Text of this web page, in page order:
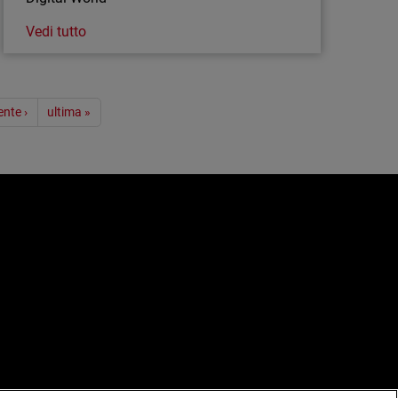
Vedi tutto
› ultima »